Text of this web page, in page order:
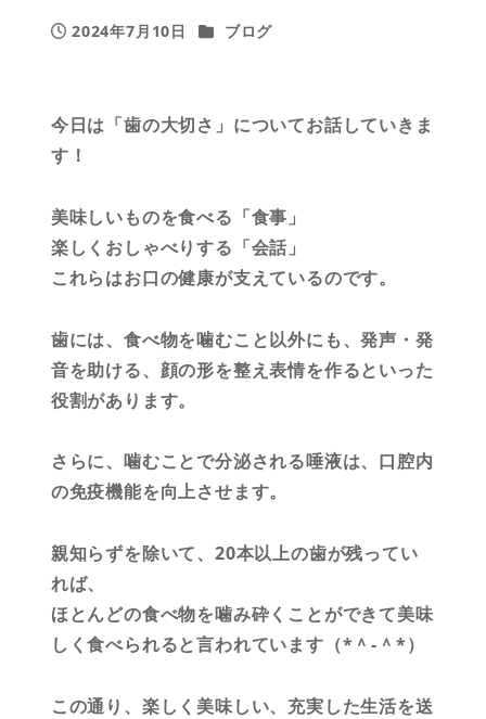
投稿日
2024年7月10日 カテゴリー
ブログ
今日は「歯の大切さ」についてお話していきま
す！
美味しいものを食べる「食事」
楽しくおしゃべりする「会話」
これらはお口の健康が支えているのです。
歯には、食べ物を噛むこと以外にも、発声・発
音を助ける、顔の形を整え表情を作るといった
役割があります。
さらに、噛むことで分泌される唾液は、口腔内
の免疫機能を向上させます。
親知らずを除いて、20本以上の歯が残ってい
れば、
ほとんどの食べ物を噛み砕くことができて美味
しく食べられると言われています（*＾-＾*）
この通り、楽しく美味しい、充実した生活を送